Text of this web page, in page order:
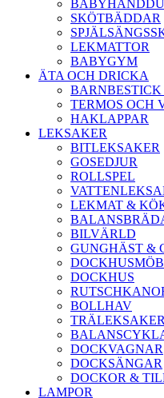
SKÖTBÄDDAR
LEKMATTOR
BABYGYM
ÄTA OCH DRICKA
TERMOS OCH
HAKLAPPAR
LEKSAKER
BITLEKSAKER
GOSEDJUR
ROLLSPEL
LEKMAT &
BILVÄRLD
GUNGHÄST &
DOCKHUS
BOLLHAV
TRÄLEKSAKER
DOCKVAGNAR
DOCKSÄNGAR
DOCKOR &
LAMPOR